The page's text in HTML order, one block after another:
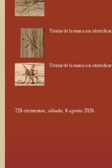
Titular de la marca sin identificar
Titular de la marca sin identificar
728 elementos, sábado, 8 agosto 2026.